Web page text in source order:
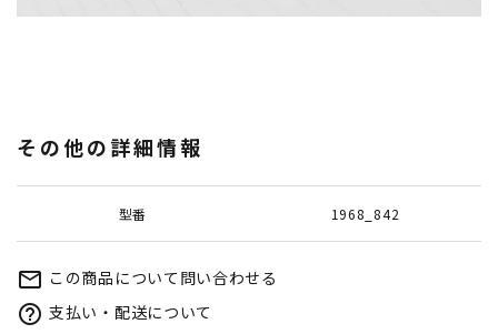
その他の詳細情報
型番 1968_842
mail_outline この商品について問い合わせる
help_outline 支払い・配送について